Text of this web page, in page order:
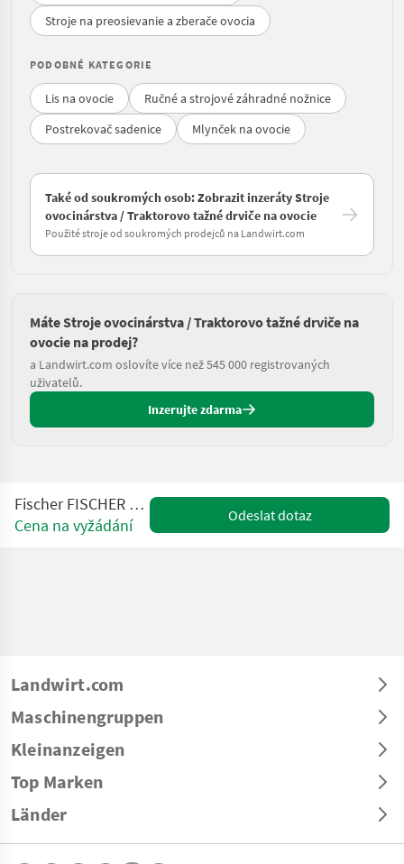
Stroje na preosievanie a zberače ovocia
PODOBNÉ KATEGORIE
Lis na ovocie
Ručné a strojové záhradné nožnice
Postrekovač sadenice
Mlynček na ovocie
Také od soukromých osob: Zobrazit inzeráty Stroje
ovocinárstva / Traktorovo tažné drviče na ovocie
Použité stroje od soukromých prodejců na Landwirt.com
Máte Stroje ovocinárstva / Traktorovo tažné drviče na
ovocie na prodej?
a Landwirt.com oslovíte více než 545 000 registrovaných
uživatelů.
Inzerujte zdarma
Fischer FISCHER GL4/70 160-280
Cena na vyžádání
Odeslat dotaz
Landwirt.com
Maschinengruppen
Kleinanzeigen
Top Marken
Länder